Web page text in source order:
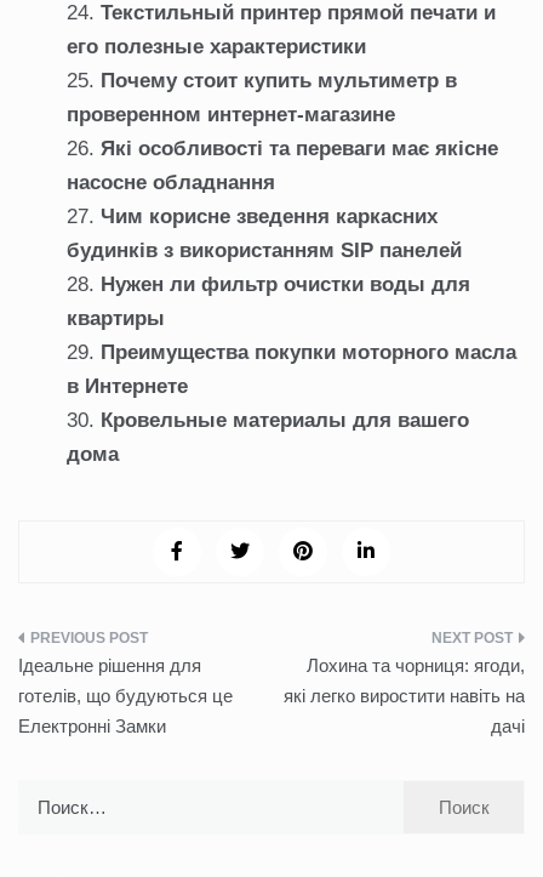
Текстильный принтер прямой печати и
его полезные характеристики
Почему стоит купить мультиметр в
проверенном интернет-магазине
Які особливості та переваги має якісне
насосне обладнання
Чим корисне зведення каркасних
будинків з використанням SIP панелей
Нужен ли фильтр очистки воды для
квартиры
Преимущества покупки моторного масла
в Интернете
Кровельные материалы для вашего
дома
Навигация
по
записям
Ідеальне рішення для
готелів, що будуються це
Електронні Замки
Лохина та чорниця: ягоди,
які легко виростити навіть на
дачі